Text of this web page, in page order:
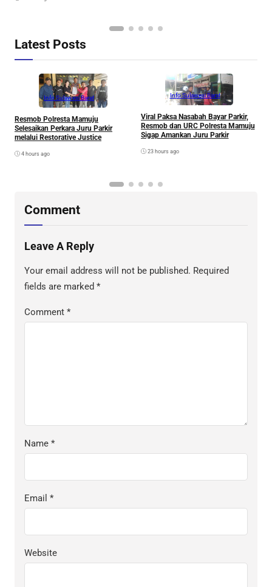
Latest Posts
Info Sulawesi Barat
Resmob Polresta Mamuju
Selesaikan Perkara Juru Parkir
melalui Restorative Justice
4 hours ago
Info Sulawesi Barat
Viral Paksa Nasabah Bayar Parkir,
Resmob dan URC Polresta Mamuju
Sigap Amankan Juru Parkir
23 hours ago
Comment
Leave A Reply
Your email address will not be published. Required
fields are marked *
Comment *
Name *
Email *
Website